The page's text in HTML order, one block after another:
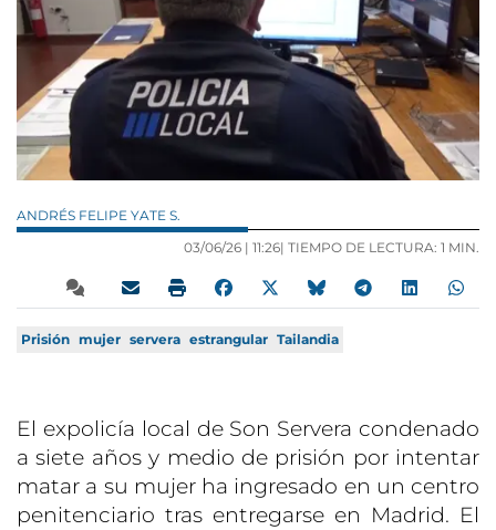
ANDRÉS FELIPE YATE S.
03/06/26 | 11:26| TIEMPO DE LECTURA: 1 MIN.
Prisión mujer servera estrangular Tailandia
El expolicía local de Son Servera condenado
a siete años y medio de prisión por intentar
matar a su mujer ha ingresado en un centro
penitenciario tras entregarse en Madrid. El